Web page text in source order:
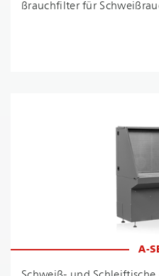
ßrauch­fil­ter für
A-